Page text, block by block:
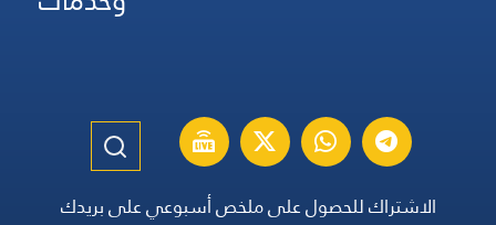
الاشتراك للحصول على ملخص أسبوعي على بريدك